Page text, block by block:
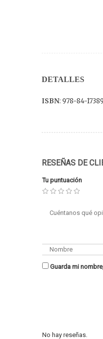
DETALLES
ISBN: 978-84-
RESEÑAS DE
Tu puntuación
Guarda mi
No hay reseñas.